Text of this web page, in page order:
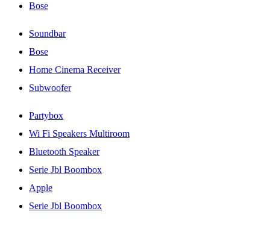
Bose
Soundbar
Bose
Home Cinema Receiver
Subwoofer
Partybox
Wi Fi Speakers Multiroom
Bluetooth Speaker
Serie Jbl Boombox
Apple
Serie Jbl Boombox